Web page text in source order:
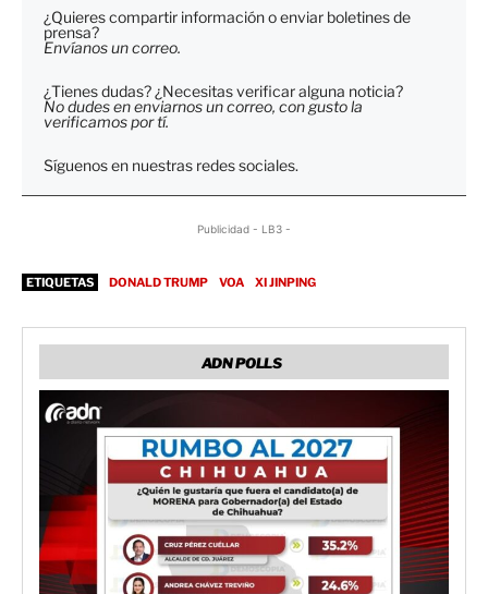
¿Quieres compartir información o enviar boletines de
prensa?
Envíanos un correo.
¿Tienes dudas? ¿Necesitas verificar alguna noticia?
No dudes en enviarnos un correo, con gusto la
verificamos por tí.
Síguenos en nuestras redes sociales.
Publicidad - LB3 -
ETIQUETAS DONALD TRUMP VOA XI JINPING
ADN POLLS